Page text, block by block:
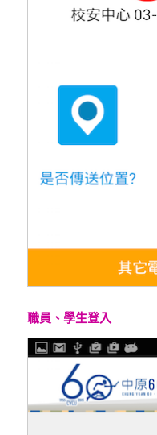
職員、學生登入